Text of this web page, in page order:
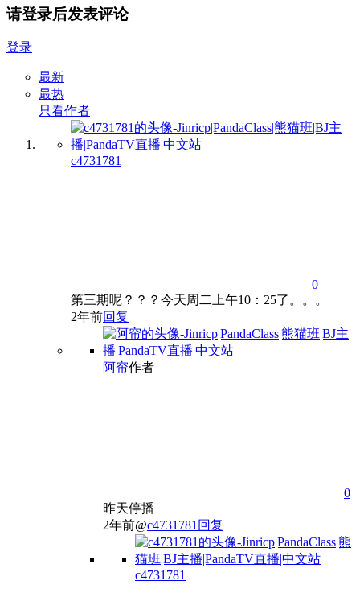
请登录后发表评论
登录
最新
最热
只看作者
c4731781
0
第三期呢？？？今天周二上午10：25了。。。
2年前回复
阿帘作者
0
昨天停播
2年前@c4731781回复
c4731781